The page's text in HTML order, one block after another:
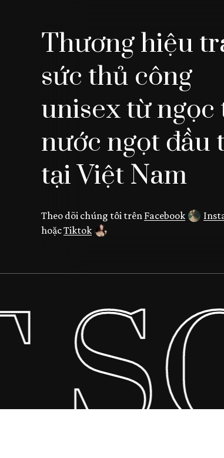
Thương hiệu
sức thủ công
unisex từ ngọc
nước ngọt đầu
tại Việt Nam
Theo dõi chúng tôi trên Facebook
hoặcTiktok